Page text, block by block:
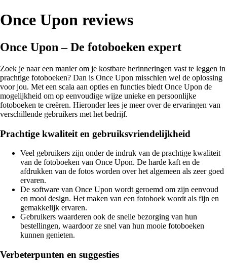
Once Upon reviews
Once Upon – De fotoboeken expert
Zoek je naar een manier om je kostbare herinneringen vast te leggen in
prachtige fotoboeken? Dan is Once Upon misschien wel de oplossing
voor jou. Met een scala aan opties en functies biedt Once Upon de
mogelijkheid om op eenvoudige wijze unieke en persoonlijke
fotoboeken te creëren. Hieronder lees je meer over de ervaringen van
verschillende gebruikers met het bedrijf.
Prachtige kwaliteit en gebruiksvriendelijkheid
Veel gebruikers zijn onder de indruk van de prachtige kwaliteit
van de fotoboeken van Once Upon. De harde kaft en de
afdrukken van de fotos worden over het algemeen als zeer goed
ervaren.
De software van Once Upon wordt geroemd om zijn eenvoud
en mooi design. Het maken van een fotoboek wordt als fijn en
gemakkelijk ervaren.
Gebruikers waarderen ook de snelle bezorging van hun
bestellingen, waardoor ze snel van hun mooie fotoboeken
kunnen genieten.
Verbeterpunten en suggesties